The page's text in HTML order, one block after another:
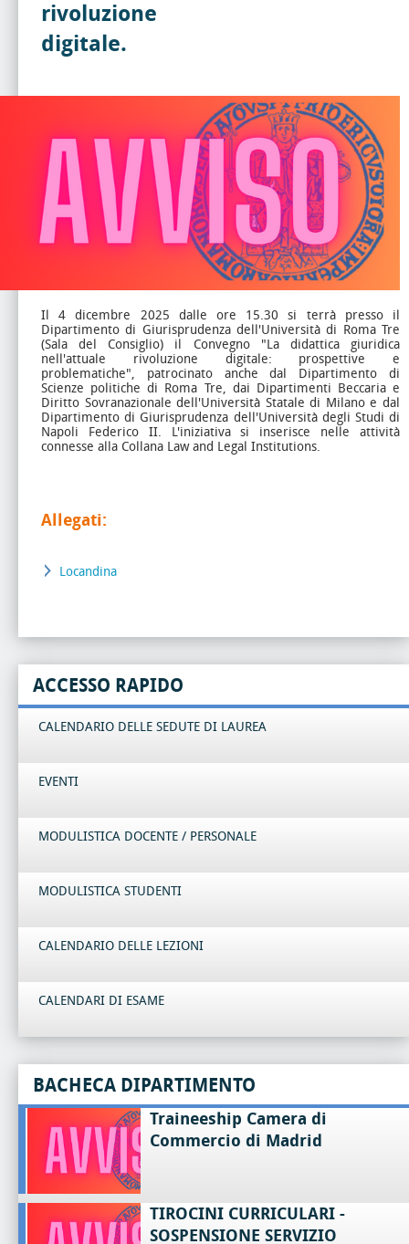
rivoluzione
digitale.
Il 4 dicembre 2025 dalle ore 15.30 si terrà presso il
Dipartimento di Giurisprudenza dell'Università di Roma Tre
(Sala del Consiglio) il Convegno "La didattica giuridica
nell'attuale rivoluzione digitale: prospettive e
problematiche", patrocinato anche dal Dipartimento di
Scienze politiche di Roma Tre, dai Dipartimenti Beccaria e
Diritto Sovranazionale dell'Università Statale di Milano e dal
Dipartimento di Giurisprudenza dell'Università degli Studi di
Napoli Federico II. L'iniziativa si inserisce nelle attività
connesse alla Collana Law and Legal Institutions.
Allegati:
Locandina
ACCESSO RAPIDO
CALENDARIO DELLE SEDUTE DI LAUREA
EVENTI
MODULISTICA DOCENTE / PERSONALE
MODULISTICA STUDENTI
CALENDARIO DELLE LEZIONI
CALENDARI DI ESAME
BACHECA DIPARTIMENTO
Traineeship Camera di
Commercio di Madrid
TIROCINI CURRICULARI -
SOSPENSIONE SERVIZIO